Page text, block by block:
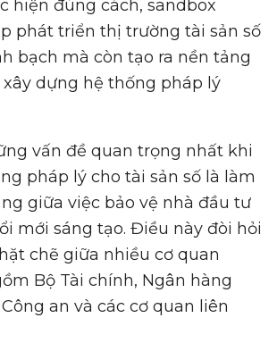
hiện đúng cách, sandbox
phát triển thị trường tài sản số
bạch mà còn tạo ra nền tảng
dựng hệ thống pháp lý
vấn đề quan trọng nhất khi
pháp lý cho tài sản số là làm
giữa việc bảo vệ nhà đầu tư
mới sáng tạo. Điều này đòi hỏi
chẽ giữa nhiều cơ quan
Bộ Tài chính, Ngân hàng
an và các cơ quan liên